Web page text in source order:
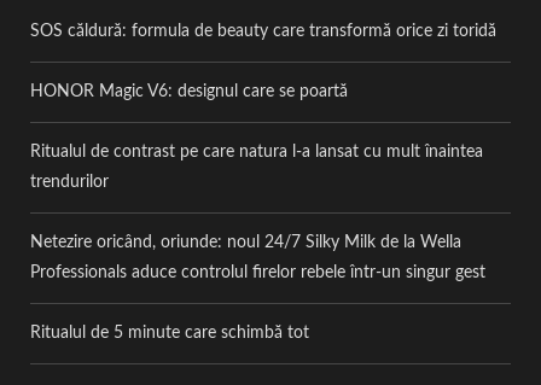
SOS căldură: formula de beauty care transformă orice zi toridă
HONOR Magic V6: designul care se poartă
Ritualul de contrast pe care natura l-a lansat cu mult înaintea
trendurilor
Netezire oricând, oriunde: noul 24/7 Silky Milk de la Wella
Professionals aduce controlul firelor rebele într-un singur gest
Ritualul de 5 minute care schimbă tot